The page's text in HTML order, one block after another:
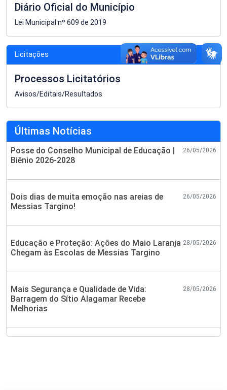
Diário Oficial do Município
Lei Municipal nº 609 de 2019
Licitações
Processos Licitatórios
Avisos/Editais/Resultados
Últimas Notícias
Posse do Conselho Municipal de Educação |
Biênio 2026-2028
26/05/2026
Dois dias de muita emoção nas areias de
Messias Targino!
26/05/2026
Educação e Proteção: Ações do Maio Laranja
Chegam às Escolas de Messias Targino
28/05/2026
Mais Segurança e Qualidade de Vida:
Barragem do Sítio Alagamar Recebe
Melhorias
28/05/2026